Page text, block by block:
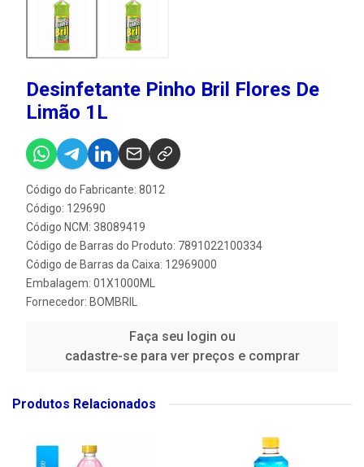
Desinfetante Pinho Bril Flores De
Limão 1L
Código do Fabricante: 8012
Código: 129690
Código NCM: 38089419
Código de Barras do Produto: 7891022100334
Código de Barras da Caixa: 12969000
Embalagem: 01X1000ML
Fornecedor: BOMBRIL
Faça seu login ou
cadastre-se para ver preços e comprar
Produtos Relacionados